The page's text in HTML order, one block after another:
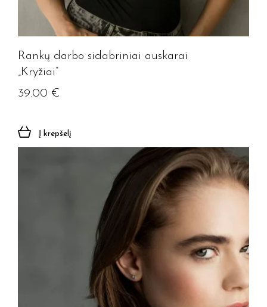
Rankų darbo sidabriniai auskarai
„Kryžiai”
39.00 €
Į krepšelį